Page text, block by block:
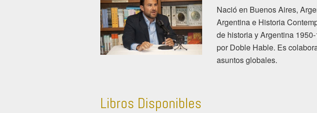
Nació en Buenos Aires,
Argentina e Historia
de historia y Argentina
por Doble Hable. Es
asuntos globales.
Libros Disponibles